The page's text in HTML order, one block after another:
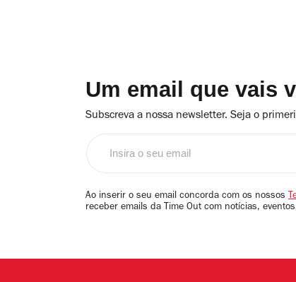
Um email que vais
Subscreva a nossa newsletter. Seja o
email
Ao inserir o seu email concorda com os nossos
receber emails da Time Out com notícias,